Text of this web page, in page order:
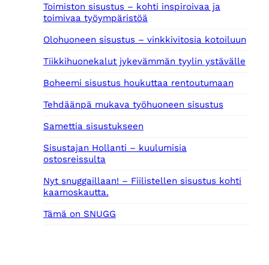
Toimiston sisustus – kohti inspiroivaa ja
toimivaa työympäristöä
Olohuoneen sisustus – vinkkivitosia kotoiluun
Tiikkihuonekalut jykevämmän tyylin ystävälle
Boheemi sisustus houkuttaa rentoutumaan
Tehdäänpä mukava työhuoneen sisustus
Samettia sisustukseen
Sisustajan Hollanti – kuulumisia
ostosreissulta
Nyt snuggaillaan! – Fiilistellen sisustus kohti
kaamoskautta.
Tämä on SNUGG